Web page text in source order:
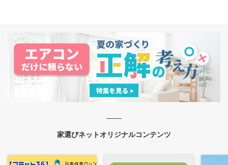
家選びネットオリジナルコンテンツ